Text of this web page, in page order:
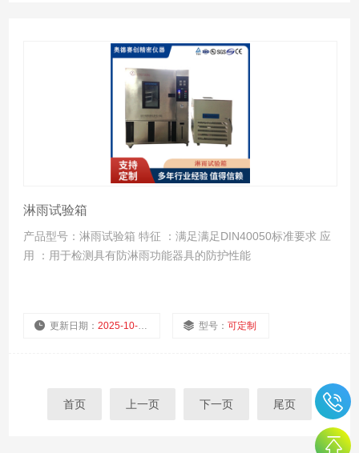
淋雨试验箱
产品型号：淋雨试验箱 特征 ：满足满足DIN40050标准要求 应
用 ：用于检测具有防淋雨功能器具的防护性能
更新日期：2025-10-22 型号：可定制
首页 上一页 下一页 尾页